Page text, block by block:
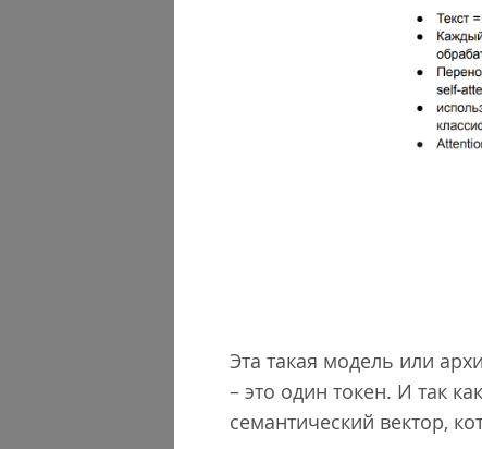
Эта такая модель или
– это один токен. И так
семантический вектор,